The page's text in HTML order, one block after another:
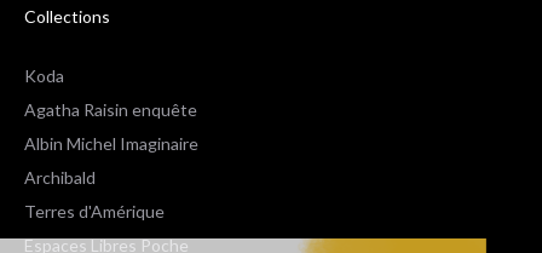
Collections
Koda
Agatha Raisin enquête
Albin Michel Imaginaire
Archibald
Terres d'Amérique
Espaces Libres Poche